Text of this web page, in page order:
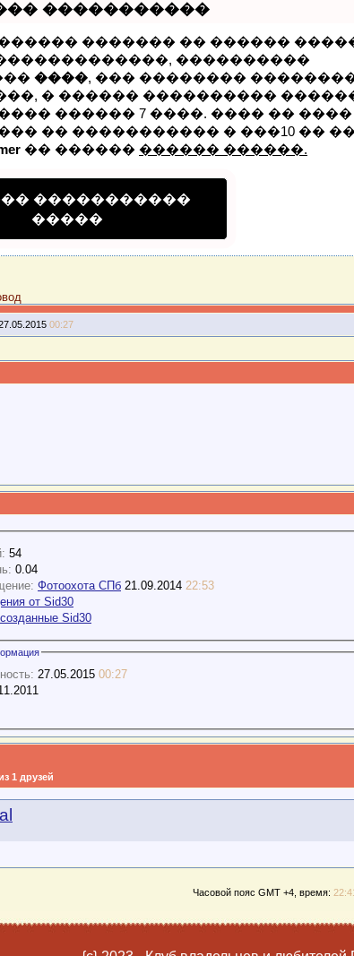
�����������
������� �� ������
����������
����, ��� ��������
� ������ ����������
������ 7 ����. ���� �� ����
�� ����������� � ���10 ��
�� ������ ������ ������.
�����������
�����
00:27
54
0.04
Фотоохота СПб 21.09.2014 22:53
от Sid30
Sid30
27.05.2015 00:27
1 друзей
Часовой пояс GMT +4, время: 22:41